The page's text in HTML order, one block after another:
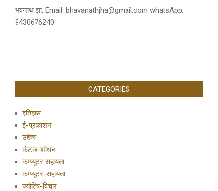
भवनाथ झा, Email: bhavanathjha@gmail.com whatsApp:
9430676240
CATEGORIES
इतिहास
ई-प्रकाशन
उद्देश्य
कंटक-शोधन
कम्प्यूटर सहायता
कम्प्यूटर-सहायता
ज्योतिष-विचार